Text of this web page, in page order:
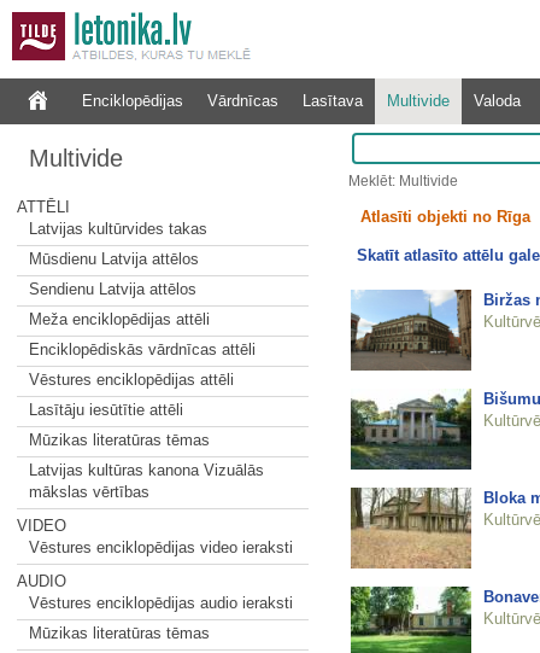
Enciklopēdijas Vārdnīcas Lasītava Multivide Valoda
Multivide
ATTĒLI
Latvijas kultūrvides takas
Mūsdienu Latvija attēlos
Sendienu Latvija attēlos
Meža enciklopēdijas attēli
Enciklopēdiskās vārdnīcas attēli
Vēstures enciklopēdijas attēli
Lasītāju iesūtītie attēli
Mūzikas literatūras tēmas
Latvijas kultūras kanona Vizuālās
mākslas vērtības
VIDEO
Vēstures enciklopēdijas video ieraksti
AUDIO
Vēstures enciklopēdijas audio ieraksti
Mūzikas literatūras tēmas
Meklēt: Multivide
Atlasīti objekti no Rīga
Skatīt atlasīto attēlu
Biržas
Bloka